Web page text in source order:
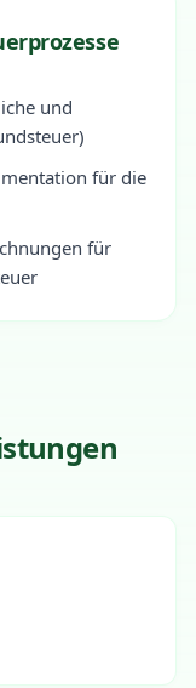
und
für die
für